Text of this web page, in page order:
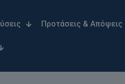
Προτάσεις & Απόψεις